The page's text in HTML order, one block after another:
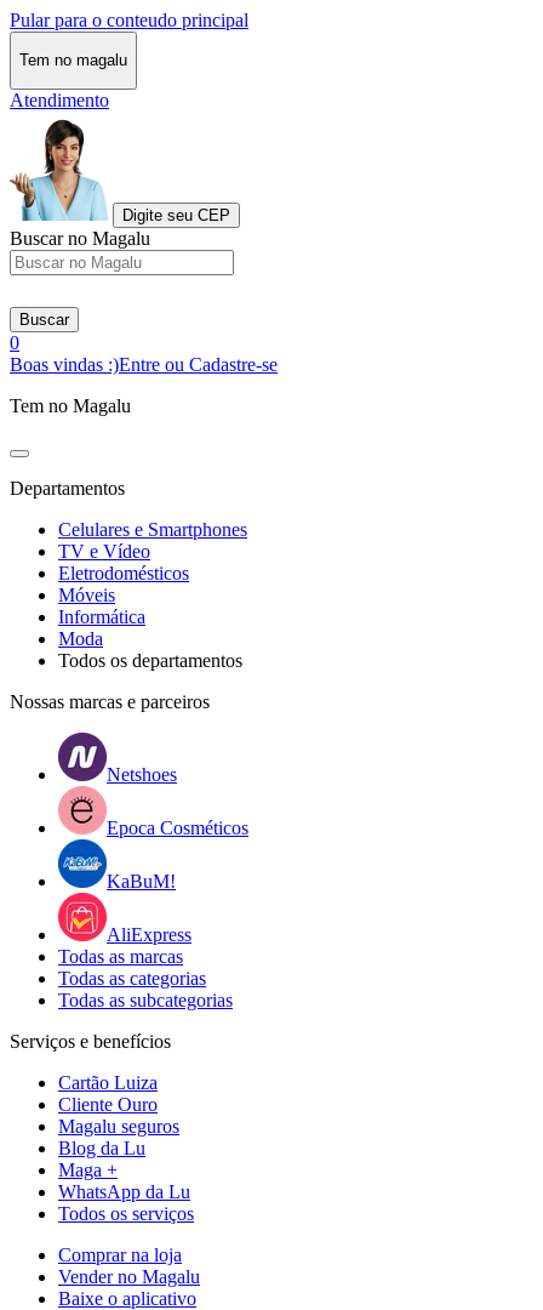
Pular para o conteudo principal
Tem no magalu
Atendimento
Digite seu CEP
Buscar no Magalu
Buscar
0
Boas vindas :)Entre ou Cadastre-se
Tem no Magalu
Departamentos
Celulares e Smartphones
TV e Vídeo
Eletrodomésticos
Móveis
Informática
Moda
Todos os departamentos
Nossas marcas e parceiros
Netshoes
Epoca Cosméticos
KaBuM!
AliExpress
Todas as marcas
Todas as categorias
Todas as subcategorias
Serviços e benefícios
Cartão Luiza
Cliente Ouro
Magalu seguros
Blog da Lu
Maga +
WhatsApp da Lu
Todos os serviços
Comprar na loja
Vender no Magalu
Baixe o aplicativo